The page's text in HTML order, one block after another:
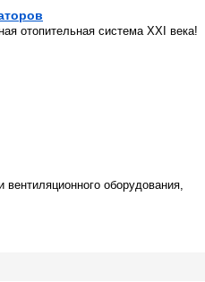
отопительная система XXI века!
оборудования,